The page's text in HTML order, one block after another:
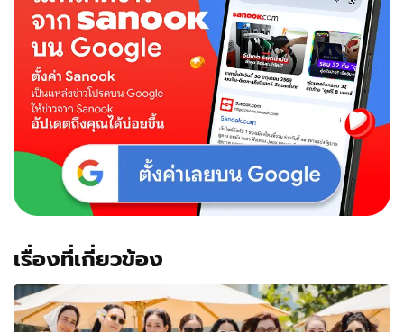
กล้า
แสดงออก
โชว์
ร้อง
เพลง
งาน
เรื่องที่เกี่ยวข้อง